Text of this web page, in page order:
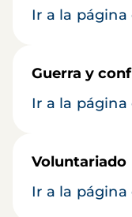
Ir a la página
Guerra y
Ir a la página
Voluntariado
Ir a la